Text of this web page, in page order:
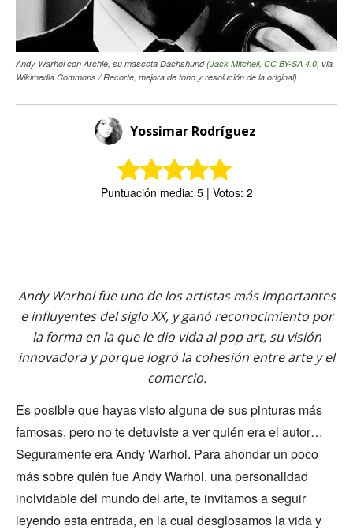
Andy Warhol con Archie, su mascota Dachshund (Jack Mitchell, CC BY-SA 4.0, via
Wikimedia Commons / Recorte, mejora de tono y resolución de la original).
Yossimar Rodríguez
Puntuación media: 5 | Votos: 2
Andy Warhol fue uno de los artistas más importantes
e influyentes del siglo XX, y ganó reconocimiento por
la forma en la que le dio vida al pop art, su visión
innovadora y porque logró la cohesión entre arte y el
comercio.
Es posible que hayas visto alguna de sus pinturas más
famosas, pero no te detuviste a ver quién era el autor…
Seguramente era Andy Warhol. Para ahondar un poco
más sobre quién fue Andy Warhol, una personalidad
inolvidable del mundo del arte, te invitamos a seguir
leyendo esta entrada, en la cual desglosamos la vida y